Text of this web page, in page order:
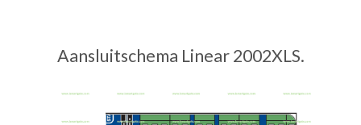
Aansluitschema Linear 2002XLS.